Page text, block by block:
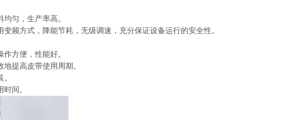
匀，生产率高。
频方式，降能节耗，无级调速，充分保证设备运行的安全性。
方便，性能好。
提高皮带使用周期。
间。